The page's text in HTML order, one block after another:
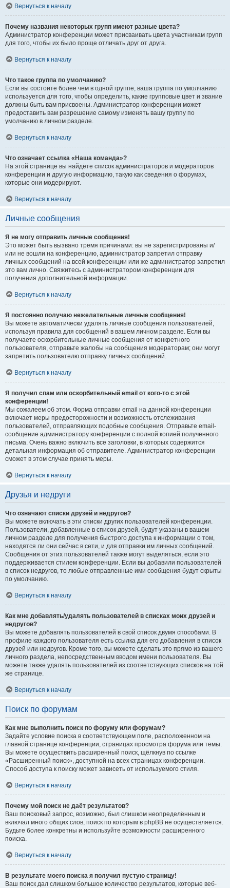
Вернуться к началу
Почему названия некоторых групп имеют разные цвета?
Администратор конференции может присваивать цвета участникам групп
для того, чтобы их было проще отличать друг от друга.
Вернуться к началу
Что такое группа по умолчанию?
Если вы состоите более чем в одной группе, ваша группа по умолчанию
используется для того, чтобы определить, какие групповые цвет и звание
должны быть вам присвоены. Администратор конференции может
предоставить вам разрешение самому изменять вашу группу по
умолчанию в личном разделе.
Вернуться к началу
Что означает ссылка «Наша команда»?
На этой странице вы найдёте список администраторов и модераторов
конференции и другую информацию, такую как сведения о форумах,
которые они модерируют.
Вернуться к началу
Личные сообщения
Я не могу отправить личные сообщения!
Это может быть вызвано тремя причинами: вы не зарегистрированы и/
или не вошли на конференцию, администратор запретил отправку
личных сообщений на всей конференции или же администратор запретил
это вам лично. Свяжитесь с администратором конференции для
получения дополнительной информации.
Вернуться к началу
Я постоянно получаю нежелательные личные сообщения!
Вы можете автоматически удалять личные сообщения пользователей,
используя правила для сообщений в вашем личном разделе. Если вы
получаете оскорбительные личные сообщения от конкретного
пользователя, отправьте жалобы на сообщения модераторам; они могут
запретить пользователю отправку личных сообщений.
Вернуться к началу
Я получил спам или оскорбительный email от кого-то с этой
конференции!
Мы сожалеем об этом. Форма отправки email на данной конференции
включает меры предосторожности и возможность отслеживания
пользователей, отправляющих подобные сообщения. Отправьте email-
сообщение администратору конференции с полной копией полученного
письма. Очень важно включить все заголовки, в которых содержится
детальная информация об отправителе. Администратор конференции
сможет в этом случае принять меры.
Вернуться к началу
Друзья и недруги
Что означают списки друзей и недругов?
Вы можете включать в эти списки других пользователей конференции.
Пользователи, добавленные в список друзей, будут указаны в вашем
личном разделе для получения быстрого доступа к информации о том,
находятся ли они сейчас в сети, и для отправки им личных сообщений.
Сообщения от этих пользователей также могут выделяться, если это
поддерживается стилем конференции. Если вы добавили пользователей
в список недругов, то любые отправленные ими сообщения будут скрыты
по умолчанию.
Вернуться к началу
Как мне добавлять/удалять пользователей в списках моих друзей и
недругов?
Вы можете добавлять пользователей в свой список двумя способами. В
профиле каждого пользователя есть ссылка для его добавления в список
друзей или недругов. Кроме того, вы можете сделать это прямо из вашего
личного раздела, непосредственным вводом имени пользователя. Вы
можете также удалять пользователей из соответствующих списков на той
же странице.
Вернуться к началу
Поиск по форумам
Как мне выполнить поиск по форуму или форумам?
Задайте условие поиска в соответствующем поле, расположенном на
главной странице конференции, страницах просмотра форума или темы.
Вы можете осуществить расширенный поиск, щёлкнув по ссылке
«Расширенный поиск», доступной на всех страницах конференции.
Способ доступа к поиску может зависеть от используемого стиля.
Вернуться к началу
Почему мой поиск не даёт результатов?
Ваш поисковый запрос, возможно, был слишком неопределённым и
включал много общих слов, поиск по которым в phpBB не осуществляется.
Будьте более конкретны и используйте возможности расширенного
поиска.
Вернуться к началу
В результате моего поиска я получил пустую страницу!
Ваш поиск дал слишком большое количество результатов, которые веб-